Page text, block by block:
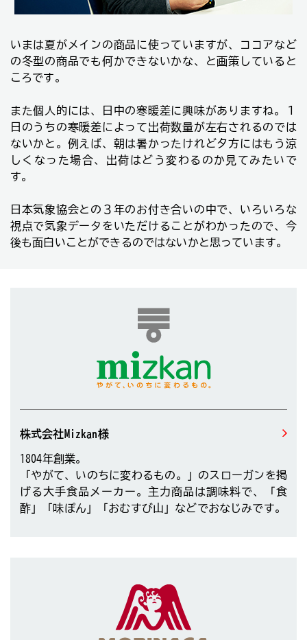
いまは夏がメインの商品に使っていますが、ココアなど
の冬型の商品でも何かできないかな、と画策していると
ころです。
また個人的には、日中の寒暖差に興味がありますね。１
日のうちの寒暖差によって出荷数量が左右されるのでは
ないかと。例えば、朝は暑かったけれど夕方にはもう涼
しくなった場合、出荷はどう変わるのか見てみたいで
す。
日本気象協会との３年のお付き合いの中で、いろいろな
視点で気象データをいただけることがわかったので、今
後も面白いことができるのではないかと思っています。
株式会社Mizkan様
1804年創業。
「やがて、いのちに変わるもの。」のスローガンを掲
げる大手食品メーカー。主力商品は調味料で、「食
酢」「味ぽん」「おむすび山」などでおなじみです。